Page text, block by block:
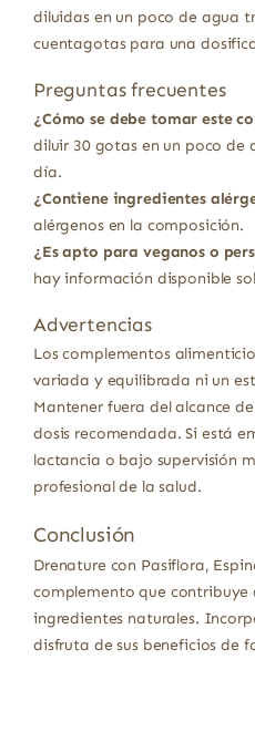
diluidas en un poco de agua
cuentagotas para una
Preguntas frecuentes
¿Cómo se debe tomar este
diluir 30 gotas en un poco de
día.
¿Contiene ingredientes
alérgenos en la composición.
¿Es apto para veganos o
hay información disponible
Advertencias
Los complementos
variada y equilibrada ni un
Mantener fuera del alcance
dosis recomendada. Si está
lactancia o bajo supervisión
profesional de la salud.
Conclusión
Drenature con Pasiflora,
complemento que contribuye
ingredientes naturales.
disfruta de sus beneficios de